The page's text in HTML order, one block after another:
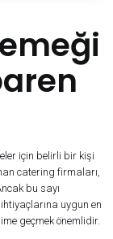
için belirli bir kişi
catering firmaları,
bu sayı
uygun en
geçmek önemlidir.